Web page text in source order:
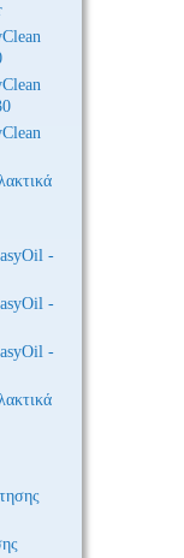
-
-
-